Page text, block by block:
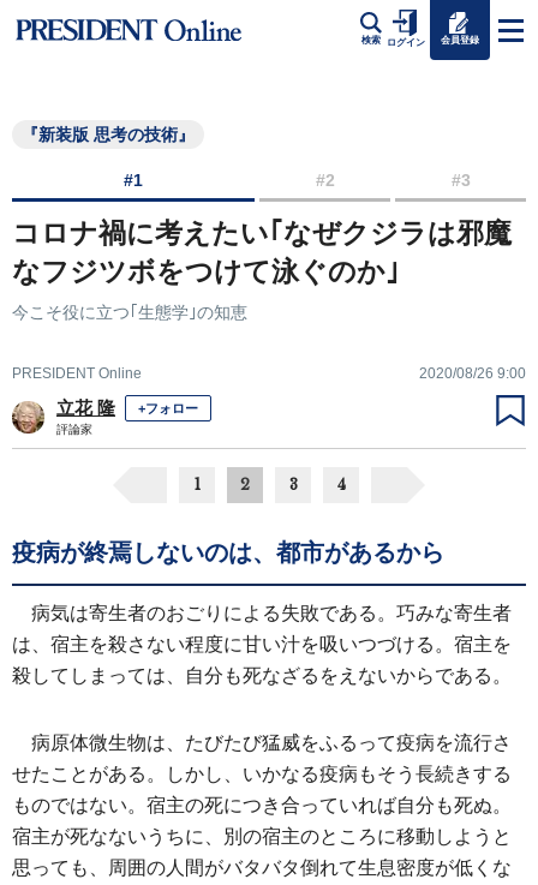
検索 ログイン 会員登録
『新装版 思考の技術』
#1 #2 #3
コロナ禍に考えたい｢なぜクジラは邪魔
なフジツボをつけて泳ぐのか｣
今こそ役に立つ｢生態学｣の知恵
PRESIDENT Online 2020/08/26 9:00
立花 隆 +フォロー
評論家
1 2 3 4
疫病が終焉しないのは、都市があるから
病気は寄生者のおごりによる失敗である。巧みな寄生者
は、宿主を殺さない程度に甘い汁を吸いつづける。宿主を
殺してしまっては、自分も死なざるをえないからである。
病原体微生物は、たびたび猛威をふるって疫病を流行さ
せたことがある。しかし、いかなる疫病もそう長続きする
ものではない。宿主の死につき合っていれば自分も死ぬ。
宿主が死なないうちに、別の宿主のところに移動しようと
思っても、周囲の人間がバタバタ倒れて生息密度が低くな